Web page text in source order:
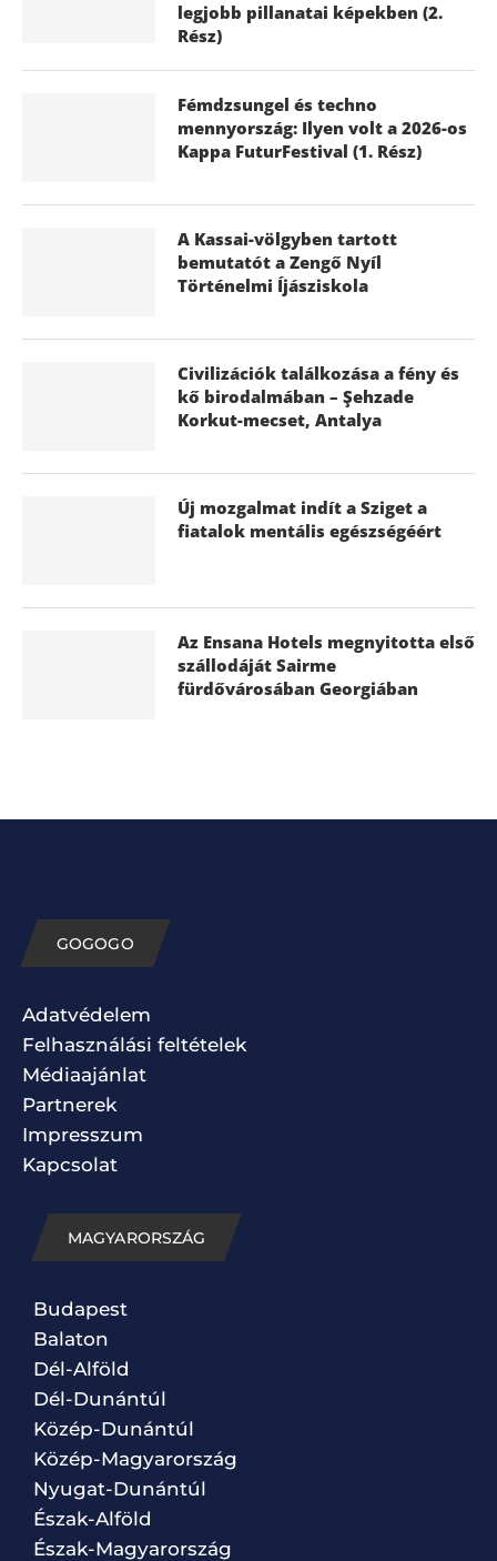
legjobb pillanatai képekben (2.
Rész)
Fémdzsungel és techno
mennyország: Ilyen volt a 2026-os
Kappa FuturFestival (1. Rész)
A Kassai-völgyben tartott
bemutatót a Zengő Nyíl
Történelmi Íjásziskola
Civilizációk találkozása a fény és
kő birodalmában – Şehzade
Korkut-mecset, Antalya
Új mozgalmat indít a Sziget a
fiatalok mentális egészségéért
Az Ensana Hotels megnyitotta első
szállodáját Sairme
fürdővárosában Georgiában
GOGOGO
Adatvédelem
Felhasználási feltételek
Médiaajánlat
Partnerek
Impresszum
Kapcsolat
MAGYARORSZÁG
Budapest
Balaton
Dél-Alföld
Dél-Dunántúl
Közép-Dunántúl
Közép-Magyarország
Nyugat-Dunántúl
Észak-Alföld
Észak-Magyarország